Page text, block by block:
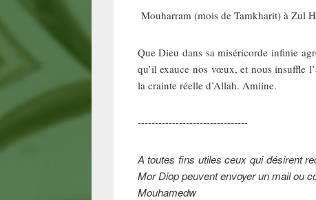
Mouharram (mois de Tamkharit) à Zul
Que Dieu dans sa miséricorde infinie
qu’il exauce nos vœux, et nous insuffle
la crainte réelle d’Allah. Amiine.
--------------------------------
A toutes fins utiles ceux qui désirent
Mor Diop peuvent envoyer un mail ou
Mouhamedw